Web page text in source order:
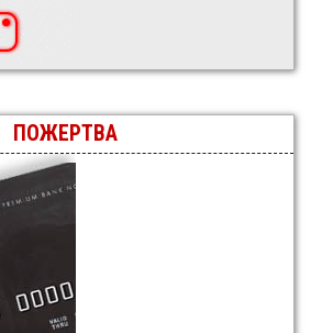
ПОЖЕРТВА